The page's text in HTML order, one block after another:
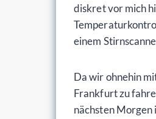
diskret vor mich
einem
Da wir ohnehin
Frankfurt zu
nächsten Morgen